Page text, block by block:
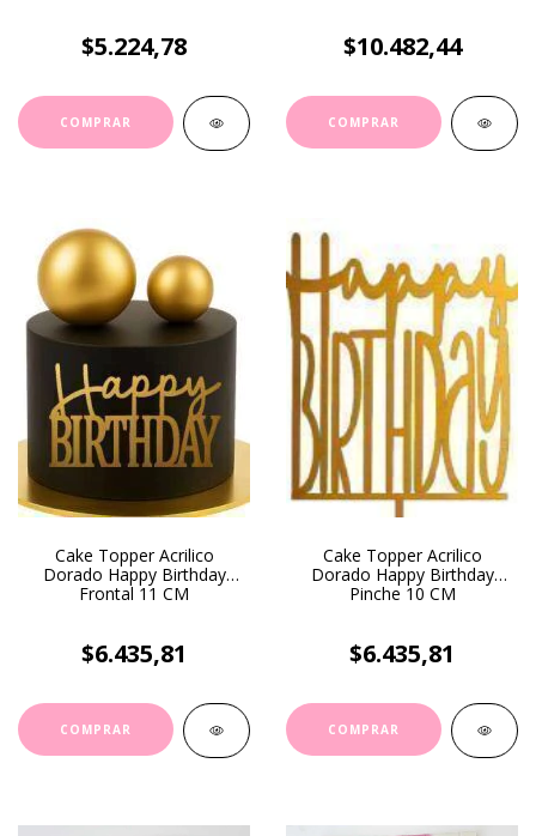
$5.224,78 $10.482,44
Cake Topper Acrilico
Dorado Happy Birthday
Frontal 11 CM
$6.435,81
Cake Topper Acrilico
Dorado Happy Birthday
Pinche 10 CM
$6.435,81